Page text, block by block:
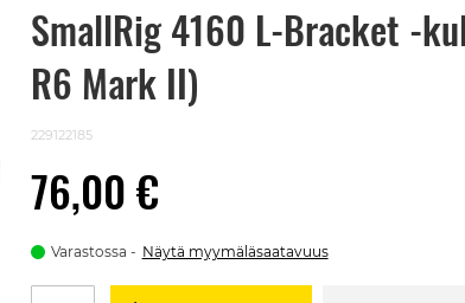
SmallRig 4160 L-Bracket -
R6 Mark II)
229122185
76,00 €
Varastossa Näytä myymäläsaatavuus